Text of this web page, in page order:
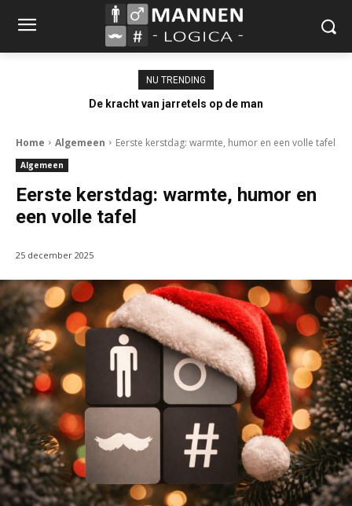
NU TRENDING
De kracht van jarretels op de man
Home Algemeen Eerste kerstdag: warmte, humor en een volle tafel
Algemeen
Eerste kerstdag: warmte, humor en
een volle tafel
25 december 2025